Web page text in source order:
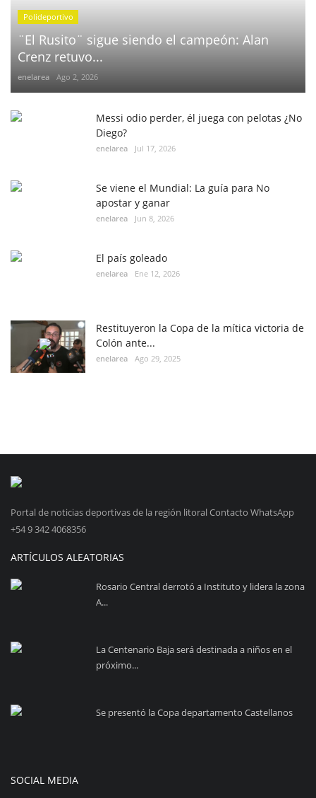
Polideportivo
¨El Rusito¨ sigue siendo el campeón: Alan
Crenz retuvo...
enelarea Ago 2, 2026
Messi odio perder, él juega con pelotas ¿No
Diego?
enelarea Jul 17, 2026
Se viene el Mundial: La guía para No
apostar y ganar
enelarea Jun 8, 2026
El país goleado
enelarea Ene 12, 2026
Restituyeron la Copa de la mítica victoria de
Colón ante...
enelarea Ago 29, 2025
Portal de noticias deportivas de la región litoral Contacto WhatsApp
+54 9 342 4068356
ARTÍCULOS ALEATORIAS
Rosario Central derrotó a Instituto y lidera la zona
A...
La Centenario Baja será destinada a niños en el
próximo...
Se presentó la Copa departamento Castellanos
SOCIAL MEDIA